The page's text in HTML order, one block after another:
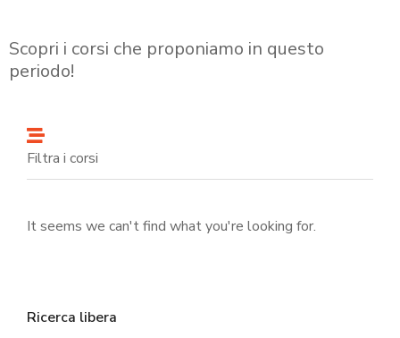
Scopri i corsi che proponiamo in questo
periodo!
Filtra i corsi
It seems we can't find what you're looking for.
Ricerca libera